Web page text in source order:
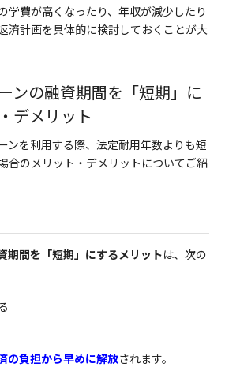
学費が高くなったり、年収が減少したり
済計画を具体的に検討しておくことが大
ンの融資期間を「短期」に
デメリット
ンを利用する際、法定耐用年数よりも短
合のメリット・デメリットについてご紹
期間を「短期」にするメリットは、次の
の負担から早めに解放されます。